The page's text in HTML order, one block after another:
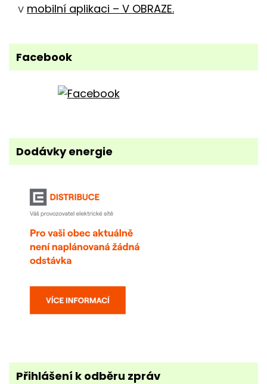
v mobilní aplikaci – V OBRAZE.
Facebook
Dodávky energie
Přihlášení k odběru zpráv